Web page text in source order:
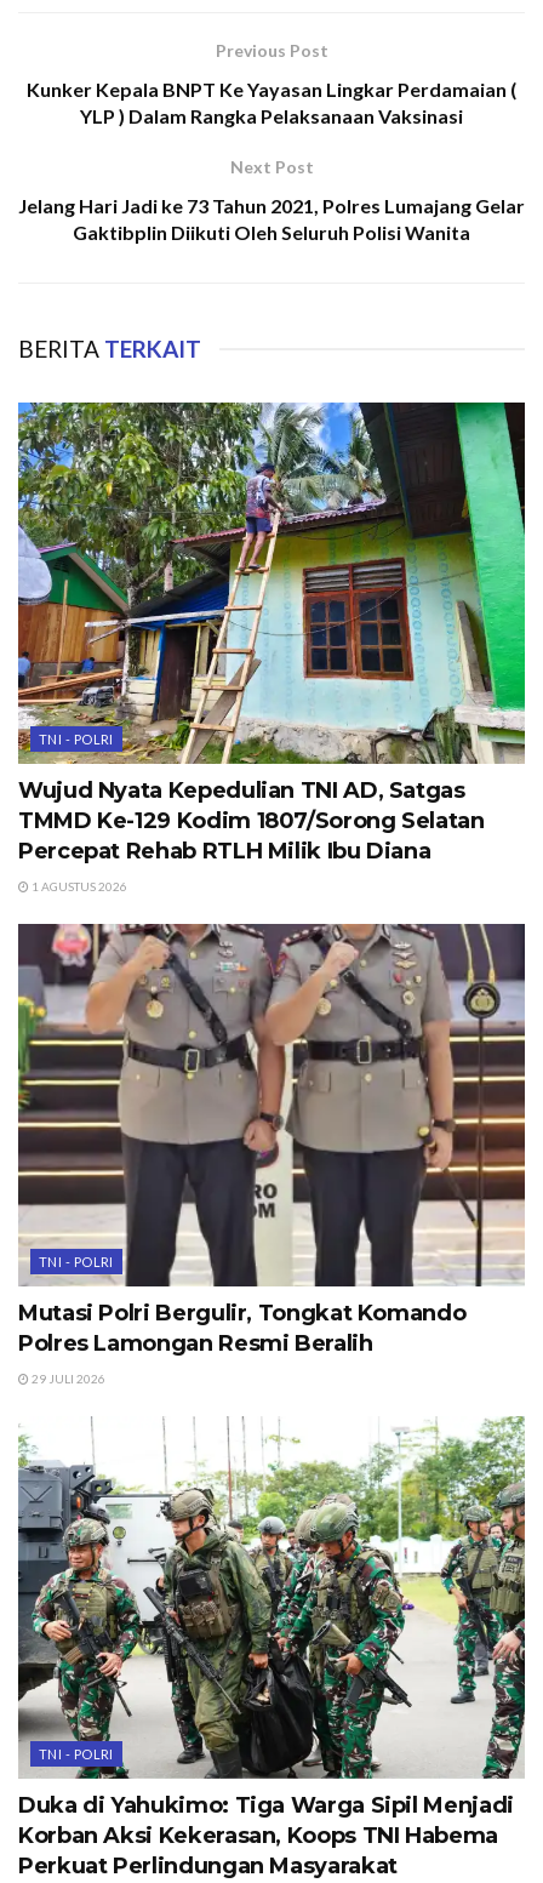
Previous Post
Kunker Kepala BNPT Ke Yayasan Lingkar Perdamaian (
YLP ) Dalam Rangka Pelaksanaan Vaksinasi
Next Post
Jelang Hari Jadi ke 73 Tahun 2021, Polres Lumajang Gelar
Gaktibplin Diikuti Oleh Seluruh Polisi Wanita
BERITA TERKAIT
TNI - POLRI
Wujud Nyata Kepedulian TNI AD, Satgas
TMMD Ke-129 Kodim 1807/Sorong Selatan
Percepat Rehab RTLH Milik Ibu Diana
1 AGUSTUS 2026
TNI - POLRI
Mutasi Polri Bergulir, Tongkat Komando
Polres Lamongan Resmi Beralih
29 JULI 2026
TNI - POLRI
Duka di Yahukimo: Tiga Warga Sipil Menjadi
Korban Aksi Kekerasan, Koops TNI Habema
Perkuat Perlindungan Masyarakat